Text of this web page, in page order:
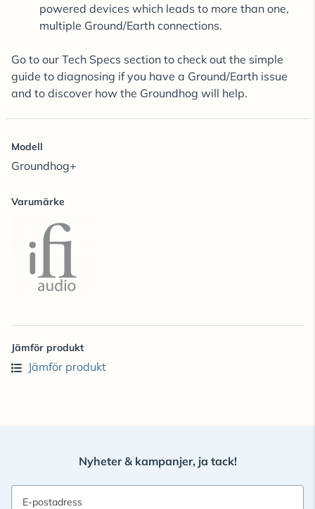
powered devices which leads to more than one,
multiple Ground/Earth connections.
Go to our Tech Specs section to check out the simple
guide to diagnosing if you have a Ground/Earth issue
and to discover how the Groundhog will help.
Modell
Groundhog+
Varumärke
Jämför produkt
Jämför produkt
Nyheter & kampanjer, ja tack!
E-postadress